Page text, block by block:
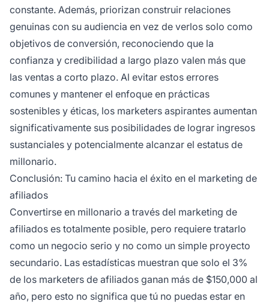
constante. Además, priorizan construir relaciones
genuinas con su audiencia en vez de verlos solo como
objetivos de conversión, reconociendo que la
confianza y credibilidad a largo plazo valen más que
las ventas a corto plazo. Al evitar estos errores
comunes y mantener el enfoque en prácticas
sostenibles y éticas, los marketers aspirantes aumentan
significativamente sus posibilidades de lograr ingresos
sustanciales y potencialmente alcanzar el estatus de
millonario.
Conclusión: Tu camino hacia el éxito en el marketing de
afiliados
Convertirse en millonario a través del marketing de
afiliados es totalmente posible, pero requiere tratarlo
como un negocio serio y no como un simple proyecto
secundario. Las estadísticas muestran que solo el 3%
de los marketers de afiliados ganan más de $150,000 al
año, pero esto no significa que tú no puedas estar en